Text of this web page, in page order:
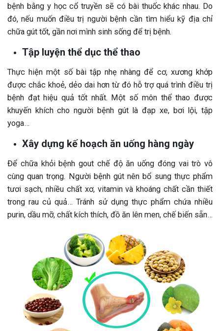
bệnh bằng y học cổ truyền sẽ có bài thuốc khác nhau. Do
đó, nếu muốn điều trị người bệnh cần tìm hiểu kỹ địa chỉ
chữa gút tốt, gần nơi mình sinh sống để trị bệnh.
Tập luyện thể dục thể thao
Thực hiện một số bài tập nhẹ nhàng để cơ, xương khớp
được chắc khoẻ, dẻo dai hơn từ đó hỗ trợ quá trình điều trị
bệnh đạt hiệu quả tốt nhất. Một số môn thể thao được
khuyến khích cho người bệnh gút là đạp xe, bơi lội, tập
yoga…
Xây dựng kế hoạch ăn uống hàng ngày
Để chữa khỏi bệnh gout chế độ ăn uống đóng vai trò vô
cùng quan trọng. Người bệnh gút nên bổ sung thực phẩm
tươi sạch, nhiều chất xơ, vitamin và khoáng chất cần thiết
trong rau củ quả… Tránh sử dụng thực phẩm chứa nhiều
purin, dầu mỡ, chất kích thích, đồ ăn lên men, chế biến sẵn…